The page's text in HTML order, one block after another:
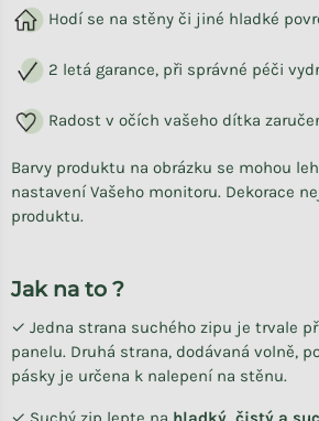
Hodí se na stěny či jiné hladké
2 letá garance, při správné péči
Radost v očích vašeho dítka
Barvy produktu na obrázku se mohou
nastavení Vašeho monitoru. Dekorace
produktu.
Jak na to ?
✓ Jedna strana suchého zipu je trvale
panelu. Druhá strana, dodávaná volně,
pásky je určena k nalepení na stěnu.